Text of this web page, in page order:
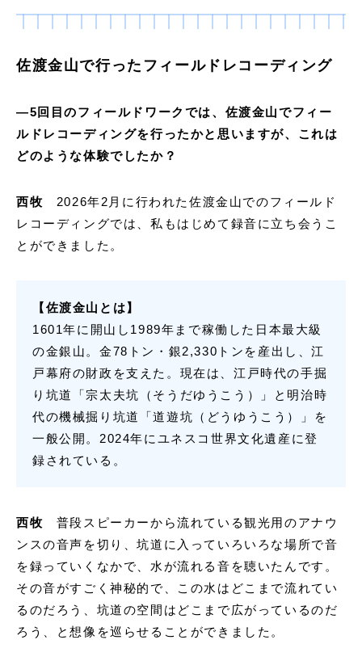
佐渡金山で行ったフィールドレコーディング
―5 回目のフィールドワークでは、佐渡金山でフィー
ルドレコーディングを行ったかと思いますが、これは
どのような体験でしたか？
西牧
2026年2月に行われた佐渡金山でのフィールド
レコーディングでは、私もはじめて録音に立ち会うこ
とができました。
【佐渡金山とは】
1601年に開山し1989年まで稼働した日本最大級
の金銀山。金78トン・銀2,330トンを産出し、江
戸幕府の財政を支えた。現在は、江戸時代の手掘
り坑道「宗太夫坑（そうだゆうこう）」と明治時
代の機械掘り坑道「道遊坑（どうゆうこう）」を
一般公開。2024年にユネスコ世界文化遺産に登
録されている。
西牧
普段スピーカーから流れている観光用のアナウ
ンスの音声を切り、坑道に入っていろいろな場所で音
を録っていくなかで、水が流れる音を聴いたんです。
その音がすごく神秘的で、この水はどこまで流れてい
るのだろう、坑道の空間はどこまで広がっているのだ
ろう、と想像を巡らせることができました。